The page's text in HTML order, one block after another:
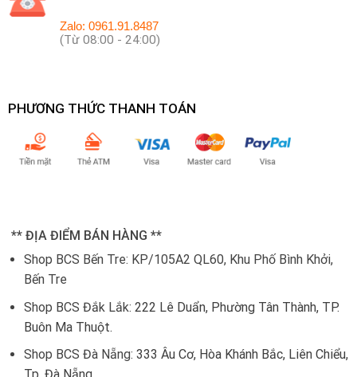
Zalo: 0961.91.8487
(Từ 08:00 - 24:00)
PHƯƠNG THỨC THANH TOÁN
** ĐỊA ĐIỂM BÁN HÀNG **
Shop BCS Bến Tre: KP/105A2 QL60, Khu Phố Bình Khởi,
Bến Tre
Shop BCS Đắk Lắk:222 Lê Duẩn, Phường Tân Thành, TP.
Buôn Ma Thuột.
Shop BCS Đà Nẵng:333 Âu Cơ, Hòa Khánh Bắc, Liên Chiểu,